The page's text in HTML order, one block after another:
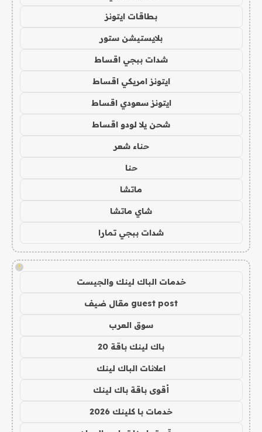
بطاقات ايتونز
بلايستيشن ستور
شدات ببجي اقساط
ايتونز امريكي اقساط
ايتونز سعودي اقساط
شحن يلا لودو اقساط
حناء شعر
حنا
ماتشا
شاي ماتشا
شدات ببجي تمارا
!
خدمات الباك لينك والجيست
guest post مقال ضيف
سوق العرب
باك لينك باقة 20
اعلانات الباك لينك
أقوى باقة باك لينك
خدمات با كلينك 2026